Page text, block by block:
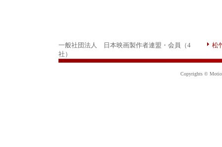
一般社団法人 日本映画製作者連盟・会員（4
社）
松
Copyrights ©